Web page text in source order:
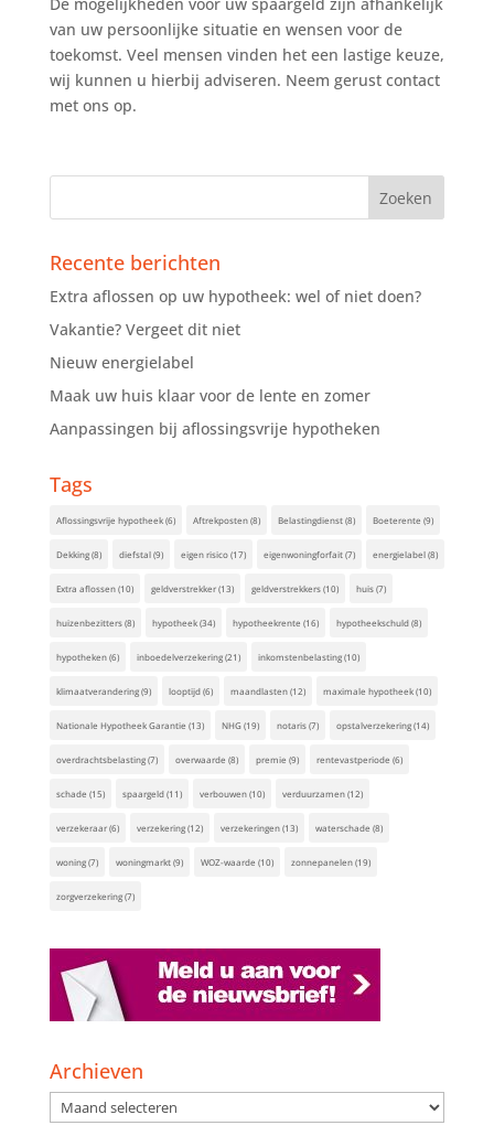
van uw persoonlijke situatie en wensen voor de
toekomst. Veel mensen vinden het een lastige keuze,
wij kunnen u hierbij adviseren. Neem gerust contact
met ons op.
Recente berichten
Extra aflossen op uw hypotheek: wel of niet doen?
Vakantie? Vergeet dit niet
Nieuw energielabel
Maak uw huis klaar voor de lente en zomer
Aanpassingen bij aflossingsvrije hypotheken
Tags
Aflossingsvrije hypotheek(6) Aftrekposten(8) Belastingdienst(8) Boeterente (9)
Dekking(8) diefstal(9) eigen risico(17) eigenwoningforfait(7) energielabel(8)
Extra aflossen(10) geldverstrekker(13) geldverstrekkers(10) huis(7)
huizenbezitters(8) hypotheek(34) hypotheekrente (16) hypotheekschuld(8)
hypotheken(6) inboedelverzekering(21) inkomstenbelasting(10)
klimaatverandering(9) looptijd(6) maandlasten(12) maximale hypotheek(10)
Nationale Hypotheek Garantie (13) NHG(19) notaris(7) opstalverzekering(14)
overdrachtsbelasting(7) overwaarde (8) premie (9) rentevastperiode (6)
schade (15) spaargeld(11) verbouwen(10) verduurzamen(12)
verzekeraar(6) verzekering(12) verzekeringen(13) waterschade (8)
woning(7) woningmarkt(9) WOZ-waarde (10) zonnepanelen(19)
zorgverzekering(7)
Archieven
Archieven